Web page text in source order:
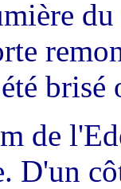
de
D'un